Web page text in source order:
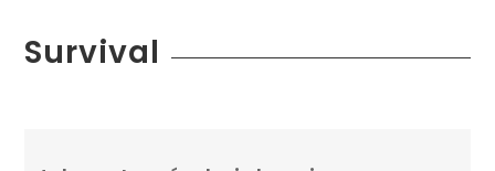
Survival